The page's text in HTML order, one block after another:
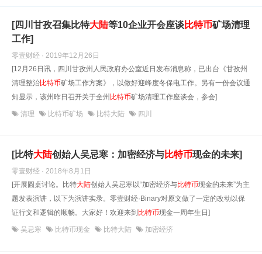
[四川甘孜召集比特大陆等10企业开会座谈比特币矿场清理
工作]
零壹财经 · 2019年12月26日
[12月26日讯，四川甘孜州人民政府办公室近日发布消息称，已出台《甘孜州
清理整治比特币矿场工作方案》，以做好迎峰度冬保电工作。另有一份会议通
知显示，该州昨日召开关于全州 比特币矿场清理工作座谈会，参会]
清理 比特币矿场 比特大陆 四川
[比特大陆创始人吴忌寒：加密经济与比特币现金的未来]
零壹财经 · 2018年8月1日
[开展圆桌讨论。比特大陆创始人吴忌寒以“加密经济与比特币现金的未来”为主
题发表演讲，以下为演讲实录。零壹财经·Binary对原文做了一定的改动以保
证行文和逻辑的顺畅。大家好！欢迎来到比特币现金一周年生日]
吴忌寒 比特币现金 比特大陆 加密经济